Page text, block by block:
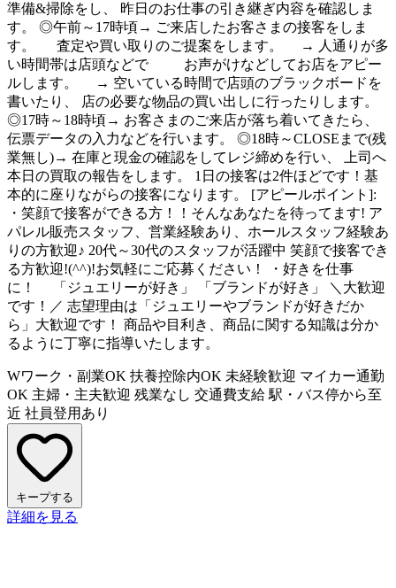
準備&掃除をし、 昨日のお仕事の引き継ぎ内容を確認しま
す。 ◎午前～17時頃→ ご来店したお客さまの接客をしま
す。 査定や買い取りのご提案をします。 → 人通りが多
い時間帯は店頭などで お声がけなどしてお店をアピー
ルします。 → 空いている時間で店頭のブラックボードを
書いたり、 店の必要な物品の買い出しに行ったりします。
◎17時～18時頃→ お客さまのご来店が落ち着いてきたら、
伝票データの入力などを行います。 ◎18時～CLOSEまで(残
業無し)→ 在庫と現金の確認をしてレジ締めを行い、 上司へ
本日の買取の報告をします。 1日の接客は2件ほどです！基
本的に座りながらの接客になります。 [アピールポイント]:
・笑顔で接客ができる方！！そんなあなたを待ってます! ア
パレル販売スタッフ、営業経験あり、ホールスタッフ経験あ
りの方歓迎♪ 20代～30代のスタッフが活躍中 笑顔で接客でき
る方歓迎!(^^)!お気軽にご応募ください！ ・好きを仕事
に！ 「ジュエリーが好き」 「ブランドが好き」 ＼大歓迎
です！／ 志望理由は「ジュエリーやブランドが好きだか
ら」大歓迎です！ 商品や目利き、商品に関する知識は分か
るように丁寧に指導いたします。
Wワーク・副業OK 扶養控除内OK 未経験歓迎 マイカー通勤
OK 主婦・主夫歓迎 残業なし 交通費支給 駅・バス停から至
近 社員登用あり
キープする
詳細を見る